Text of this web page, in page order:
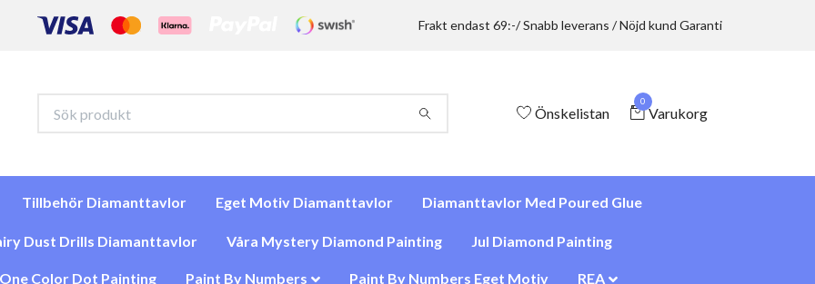
Frakt endast 69:-/ Snabb leverans / Nöjd kund Garanti
Önskelistan
0
Varukorg
Tillbehör Diamanttavlor Eget Motiv Diamanttavlor Diamanttavlor Med Poured Glue
Dust Drills Diamanttavlor Våra Mystery Diamond Painting Jul Diamond Painting
Color Dot Painting Paint By Numbers Paint By Numbers Eget Motiv REA